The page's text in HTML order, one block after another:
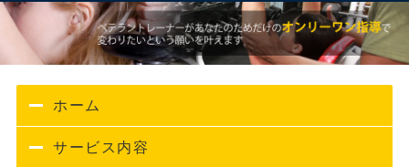
ホーム
サービス内容